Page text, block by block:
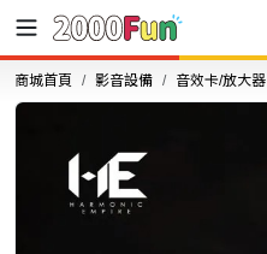
商城首頁 影音設備 音效卡/放大器